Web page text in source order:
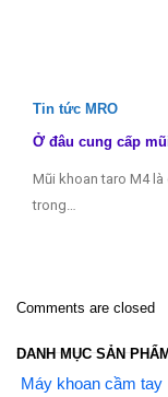
Tin tức MRO
Ở đâu cung cấp
Mũi khoan taro M4
trong…
Comments are closed
DANH MỤC SẢN
Máy khoan cầm tay